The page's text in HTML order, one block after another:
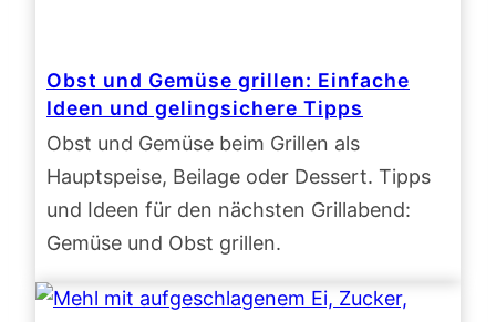
Obst und Gemüse grillen: Einfache
Ideen und gelingsichere Tipps
Obst und Gemüse beim Grillen als
Hauptspeise, Beilage oder Dessert. Tipps
und Ideen für den nächsten Grillabend:
Gemüse und Obst grillen.